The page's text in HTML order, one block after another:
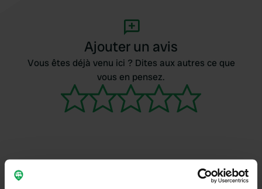
Ajouter un avis
Vous êtes déjà venu ici ? Dites aux autres ce que
vous en pensez.
Contact